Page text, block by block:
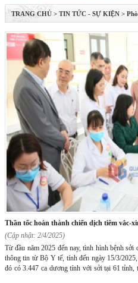
TRANG CHỦ > TIN TỨC - SỰ KIỆN >
thần tốc hoàn thành chiến dịch tiêm vắc-
(Cập nhật: 2/4/2025)
Từ đầu năm 2025 đến nay, tình hình bệnh
thông tin từ Bộ Y tế, tính đến ngày 15/3/
đó có 3.447 ca dương tính với sởi tại 61 tỉnh,